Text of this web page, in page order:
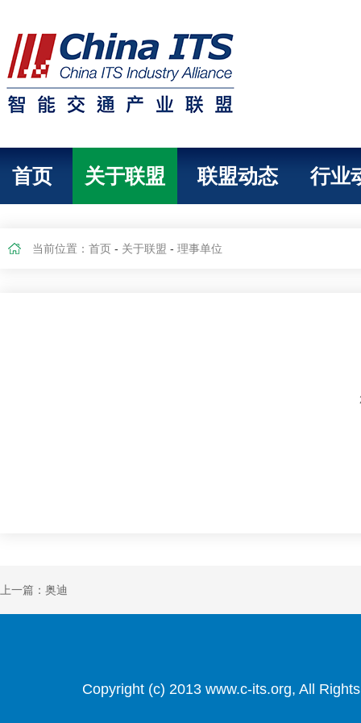
首页 关于联盟 联盟动态 行业
当前位置： 首页 - 关于联盟 - 理事单位
上一篇：奥迪
Copyright (c) 2013 www.c-its.org, All